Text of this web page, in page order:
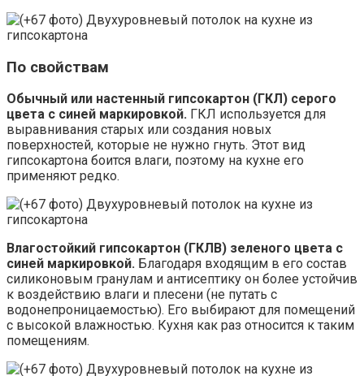
По свойствам
Обычный или настенный гипсокартон (ГКЛ) серого
цвета с синей маркировкой. ГКЛ используется для
выравнивания старых или создания новых
поверхностей, которые не нужно гнуть. Этот вид
гипсокартона боится влаги, поэтому на кухне его
применяют редко.
Влагостойкий гипсокартон (ГКЛВ) зеленого цвета с
синей маркировкой. Благодаря входящим в его состав
силиконовым гранулам и антисептику он более устойчив
к воздействию влаги и плесени (не путать с
водонепроницаемостью). Его выбирают для помещений
с высокой влажностью. Кухня как раз относится к таким
помещениям.